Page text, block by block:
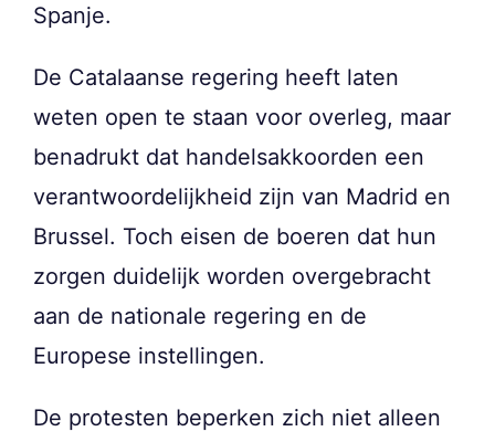
Spanje.
De Catalaanse regering heeft laten
weten open te staan voor overleg, maar
benadrukt dat handelsakkoorden een
verantwoordelijkheid zijn van Madrid en
Brussel. Toch eisen de boeren dat hun
zorgen duidelijk worden overgebracht
aan de nationale regering en de
Europese instellingen.
De protesten beperken zich niet alleen